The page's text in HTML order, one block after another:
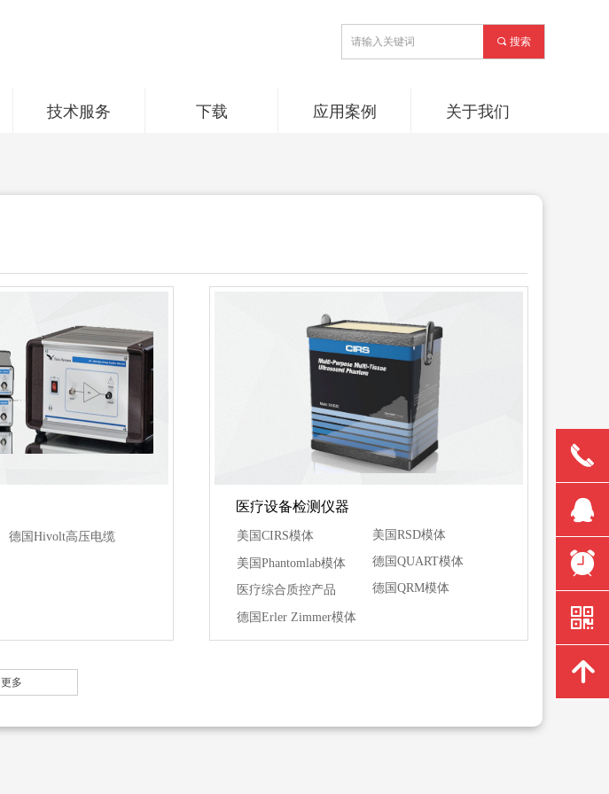
끠 搜索
技术服务 下载 应用案例 关于我们
更多
德国Hivolt高压电缆
医疗设备检测仪器
美国CIRS模体
美国Phantomlab模体
医疗综合质控产品
德国Erler Zimmer模体
美国RSD模体
德国QUART模体
德国QRM模体
끅
뀩
뀥
낃
녕